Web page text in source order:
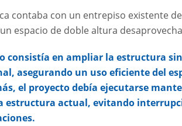
contaba con un entrepiso existente
espacio de doble altura
consistía en ampliar la estructura
asegurando un uso eficiente del
el proyecto debía ejecutarse
estructura actual, evitando